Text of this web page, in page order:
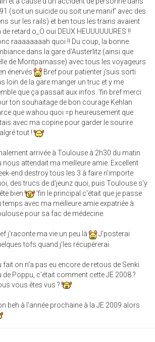
91 (soit un suicide ou soit une manif' avec des
sur les rails) et ben tous les trains avaient
de retard o_O oui DEUX HEUUUUUURES !!
raaaaaaaah quoi !! Du coup, la bonne
dans la gare d'Austerlitz (ainsi que
de Montparnasse) avec tous les voyageurs
énervés
Bref pour patienter j'suis sorti
loin de la gare manger un truc et y me
que ça passait aux infos. 'fin bref merci
ton souhaitage de bon courage Kehlan
que wahou quoi =p heureusement que
avec ma copine pour garder le sourire
tout !
arrivée à Toulouse à 2h30 du matin
nous attendait ma meilleure amie. Excellent
end destroy tous les 3 à faire n'importe
des trucs de d'jeunz quoi, puis Toulouse s'y
bien
'fin le principal c'était que je passe
temps avec ma meilleure amie expatriée à
pour sa fac de médecine.
j'raconte ma vie un peu là
J'posterai
tofs quand j'les récupèrerai.
fait on n'a pas eu encore de retous de Senki
de Poppu, c'était comment cette JE 2008 ?
vous êtes vus ?
beh à l'année prochaine à la JE 2009 alors